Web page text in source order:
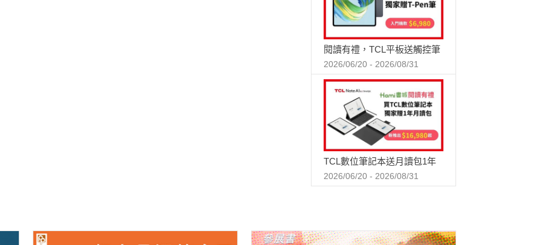
閱讀有禮，TCL平板送觸控筆
2026/06/20 - 2026/08/31
TCL數位筆記本送月讀包1年
2026/06/20 - 2026/08/31